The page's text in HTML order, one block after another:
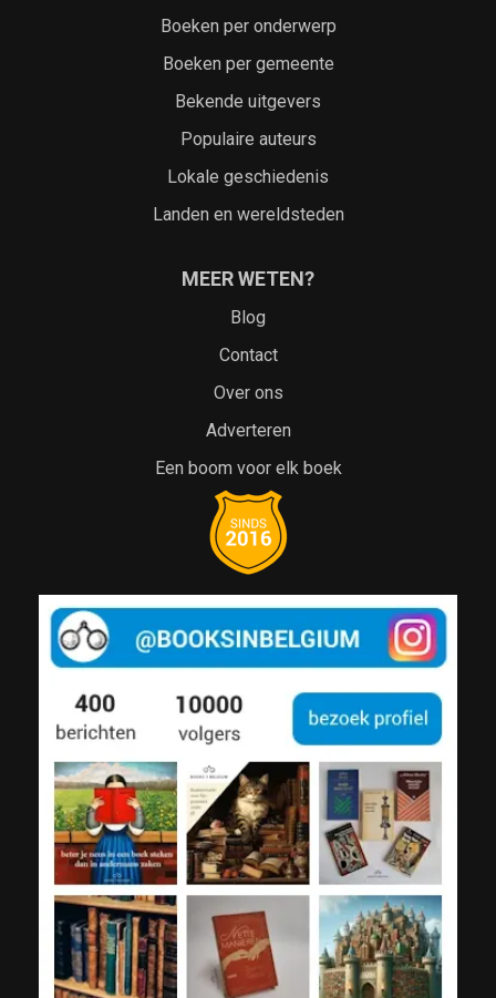
Boeken per onderwerp
Boeken per gemeente
Bekende uitgevers
Populaire auteurs
Lokale geschiedenis
Landen en wereldsteden
MEER WETEN?
Blog
Contact
Over ons
Adverteren
Een boom voor elk boek